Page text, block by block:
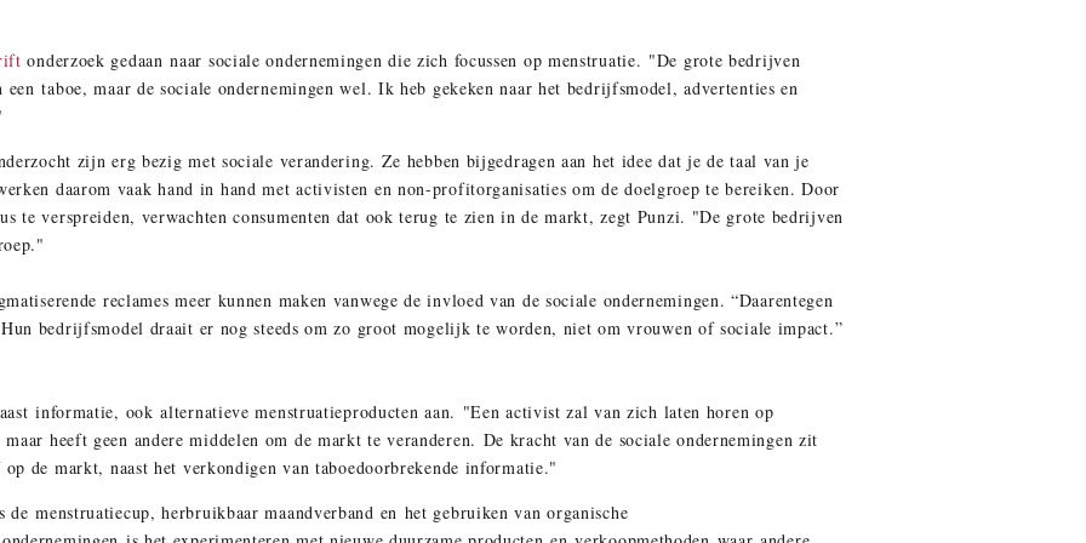
onderzoek gedaan naar sociale ondernemingen die zich focussen op menstruatie. "De grote bedrijven
taboe, maar de sociale ondernemingen wel. Ik heb gekeken naar het bedrijfsmodel, advertenties en
zijn erg bezig met sociale verandering. Ze hebben bijgedragen aan het idee dat je de taal van je
daarom vaak hand in hand met activisten en non-profitorganisaties om de doelgroep te bereiken. Door
te verspreiden, verwachten consumenten dat ook terug te zien in de markt, zegt Punzi. "De grote bedrijven
reclames meer kunnen maken vanwege de invloed van de sociale ondernemingen. “Daarentegen
bedrijfsmodel draait er nog steeds om zo groot mogelijk te worden, niet om vrouwen of sociale impact.”
informatie, ook alternatieve menstruatieproducten aan. "Een activist zal van zich laten horen op
heeft geen andere middelen om de markt te veranderen. De kracht van de sociale ondernemingen zit
de markt, naast het verkondigen van taboedoorbrekende informatie."
menstruatiecup, herbruikbaar maandverband en het gebruiken van organische